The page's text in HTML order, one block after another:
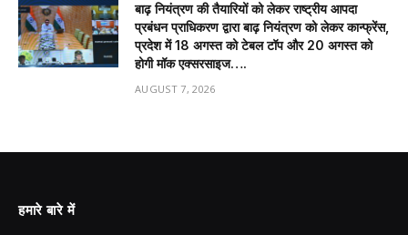
बाढ़ नियंत्रण की तैयारियों को लेकर राष्ट्रीय आपदा
प्रबंधन प्राधिकरण द्वारा बाढ़ नियंत्रण को लेकर कान्फ्रेंस,
प्रदेश में 18 अगस्त को टेबल टॉप और 20 अगस्त को
होगी मॉक एक्सरसाइज….
AUGUST 7, 2026
हमारे बारे में